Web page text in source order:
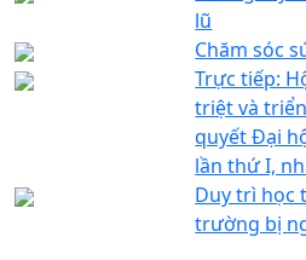
lũ
Chăm sóc
Trực tiếp:
triệt và
quyết Đại
lần thứ I,
Duy trì học
trường bị